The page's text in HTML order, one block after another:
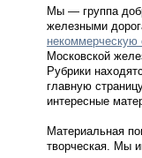
Мы — группа
железными
некоммерческую
Московской
Рубрики
главную
интересные
Материальная
творческая. Мы